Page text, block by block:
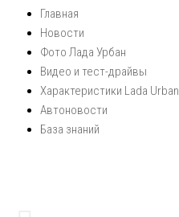
Главная
Новости
Фото Лада Урбан
Видео и тест-драйвы
Характеристики Lada Urban
Автоновости
База знаний